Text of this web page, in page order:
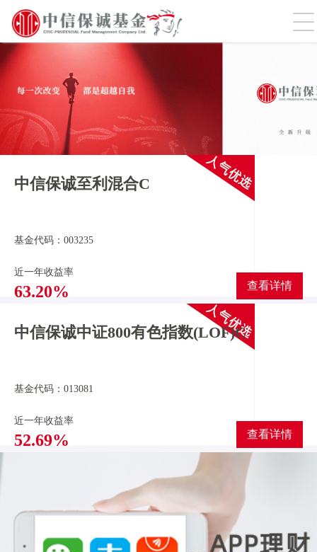
中信保诚至利混合C
基金代码：003235
近一年收益率
63.20% 查看详情
中信保诚中证800有色指数(LOF)C
基金代码：013081
近一年收益率
52.69% 查看详情